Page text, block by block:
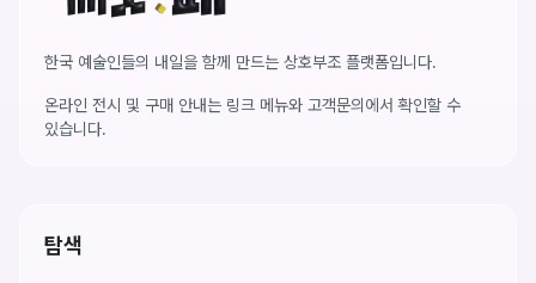
한국 예술인들의 내일을 함께 만드는 상호부조 플랫폼입니다.
온라인 전시 및 구매 안내는 링크 메뉴와 고객문의에서 확인할 수
있습니다.
탐색